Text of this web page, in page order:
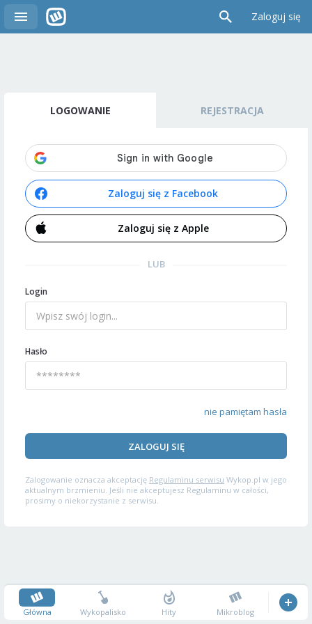
Zaloguj się
LOGOWANIE REJESTRACJA
Zaloguj się z Facebook
Zaloguj się z Apple
LUB
Login
Hasło
nie pamiętam hasła
ZALOGUJ SIĘ
Zalogowanie oznacza akceptację Regulaminu serwisu Wykop.pl w jego
aktualnym brzmieniu. Jeśli nie akceptujesz Regulaminu w całości,
prosimy o niekorzystanie z serwisu.
Główna Wykopalisko Hity Mikroblog